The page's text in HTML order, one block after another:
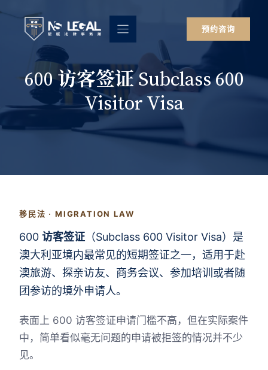
预约咨询
600 访客签证 Subclass 600
Visitor Visa
移民法 · MIGRATION LAW
600 访客签证 （Subclass 600 Visitor Visa）是
澳大利亚境内最常见的短期签证之一，适用于赴
澳旅游、探亲访友、商务会议、参加培训或者随
团参访的境外申请人。
表面上 600 访客签证申请门槛不高，但在实际案件
中，简单看似毫无问题的申请被拒签的情况并不少
见。